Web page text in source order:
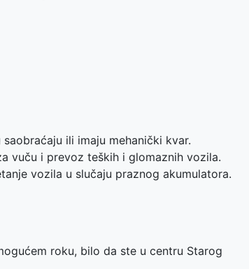
ili imaju mehanički kvar.
vuču i prevoz teških i glomaznih vozila.
vozila u slučaju praznog akumulatora.
roku, bilo da ste u centru Starog